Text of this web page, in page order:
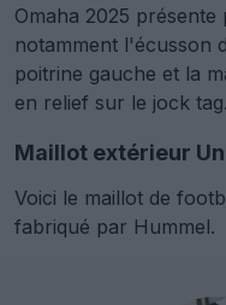
Omaha 2025 présente
notamment l'écusson
poitrine gauche et la
en relief sur le jock tag.
Maillot extérieur
Voici le maillot de
fabriqué par Hummel.